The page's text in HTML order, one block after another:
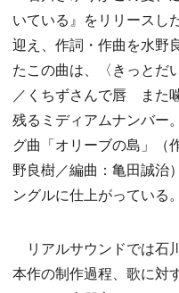
いている』をリリースし
迎え、作詞・作曲を水野
たこの曲は、〈きっと
／くちずさんで唇 また
残るミディアムナンバー
グ曲「オリーブの島」（
野良樹／編曲：亀田誠治
ングルに仕上がっている。
リアルサウンドでは石
本作の制作過程、歌に対